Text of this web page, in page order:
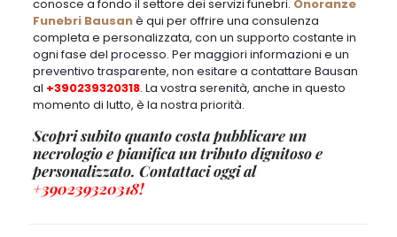
conosce a fondo il settore dei servizi funebri. Onoranze
Funebri Bausanè qui per offrire una consulenza
completa e personalizzata, con un supporto costante in
ogni fase del processo. Per maggiori informazioni e un
preventivo trasparente, non esitare a contattare Bausan
al +390239320318. La vostra serenità, anche in questo
momento di lutto, è la nostra priorità.
Scopri subito quanto costa pubblicare un
necrologio e pianifica un tributo dignitoso e
personalizzato. Contattaci oggi al
+390239320318!